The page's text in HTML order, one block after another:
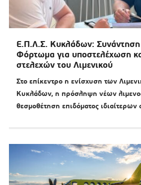
Ε.Π.Λ.Σ. Κυκλάδων: Συνάντηση
Φόρτωμα για υποστελέχωση
στελεχών του Λιμενικού
Στο επίκεντρο η ενίσχυση των
Κυκλάδων, η πρόσληψη νέων
θεσμοθέτηση επιδόματος